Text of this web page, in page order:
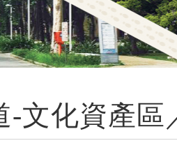
-文化資產區